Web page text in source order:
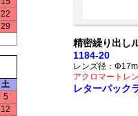
精密繰り出し
1184-20
レンズ径：
アクロマートレ
レターパック
22
29
土
5
12